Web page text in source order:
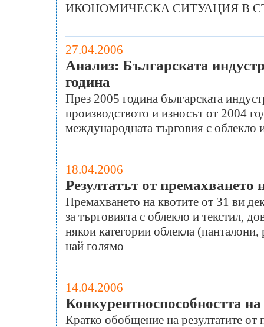
ИКОНОМИЧЕСКА СИТУАЦИЯ В
27.04.2006
Анализ: Българската
година
През 2005 година българската
производството и износът от 2004
международната търговия с облекло
18.04.2006
Резултатът от премахването
Премахването на квотите от 31 ви
за търговията с облекло и текстил,
някои категории облекла
най голямо
14.04.2006
Конкурентноспособността
Кратко обобщение на резултатите